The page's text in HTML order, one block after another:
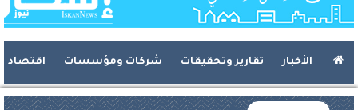
الأخبار تقارير وتحقيقات شركات ومؤسسات اقتصاد